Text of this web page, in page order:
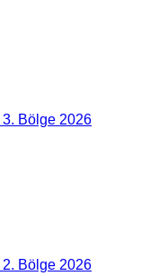
3. Bölge 2026
2. Bölge 2026